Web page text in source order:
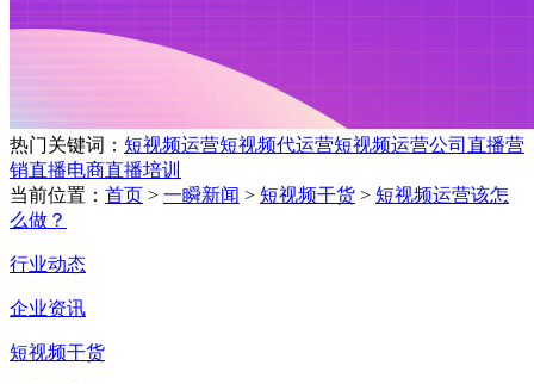
热门关键词： 短视频运营短视频代运营短视频运营公司 直播营
销直播电商直播培训
当前位置： 首页 > 一瞬新闻 > 短视频干货 > 短视频运营该怎
么做？
行业动态
企业资讯
短视频干货